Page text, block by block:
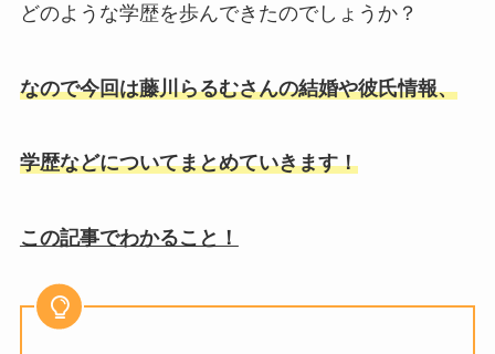
どのような学歴を歩んできたのでしょうか？
なので今回は藤川らるむさんの結婚や彼氏情報、
学歴などについてまとめていきます！
この記事でわかること！